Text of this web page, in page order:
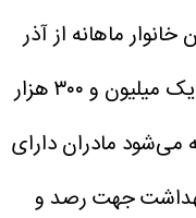
ماهانه از آذر
تا فروردین‌ماه به ترتیب مبلغ ۷۰۰ و یک میلیون و ۳۰۰ هزار
مادران دارای
بهداشت جهت رصد و